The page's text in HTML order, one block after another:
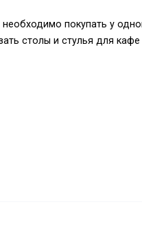
покупать у
столы и стулья для кафе
кафе – звоните: (098) 63 86